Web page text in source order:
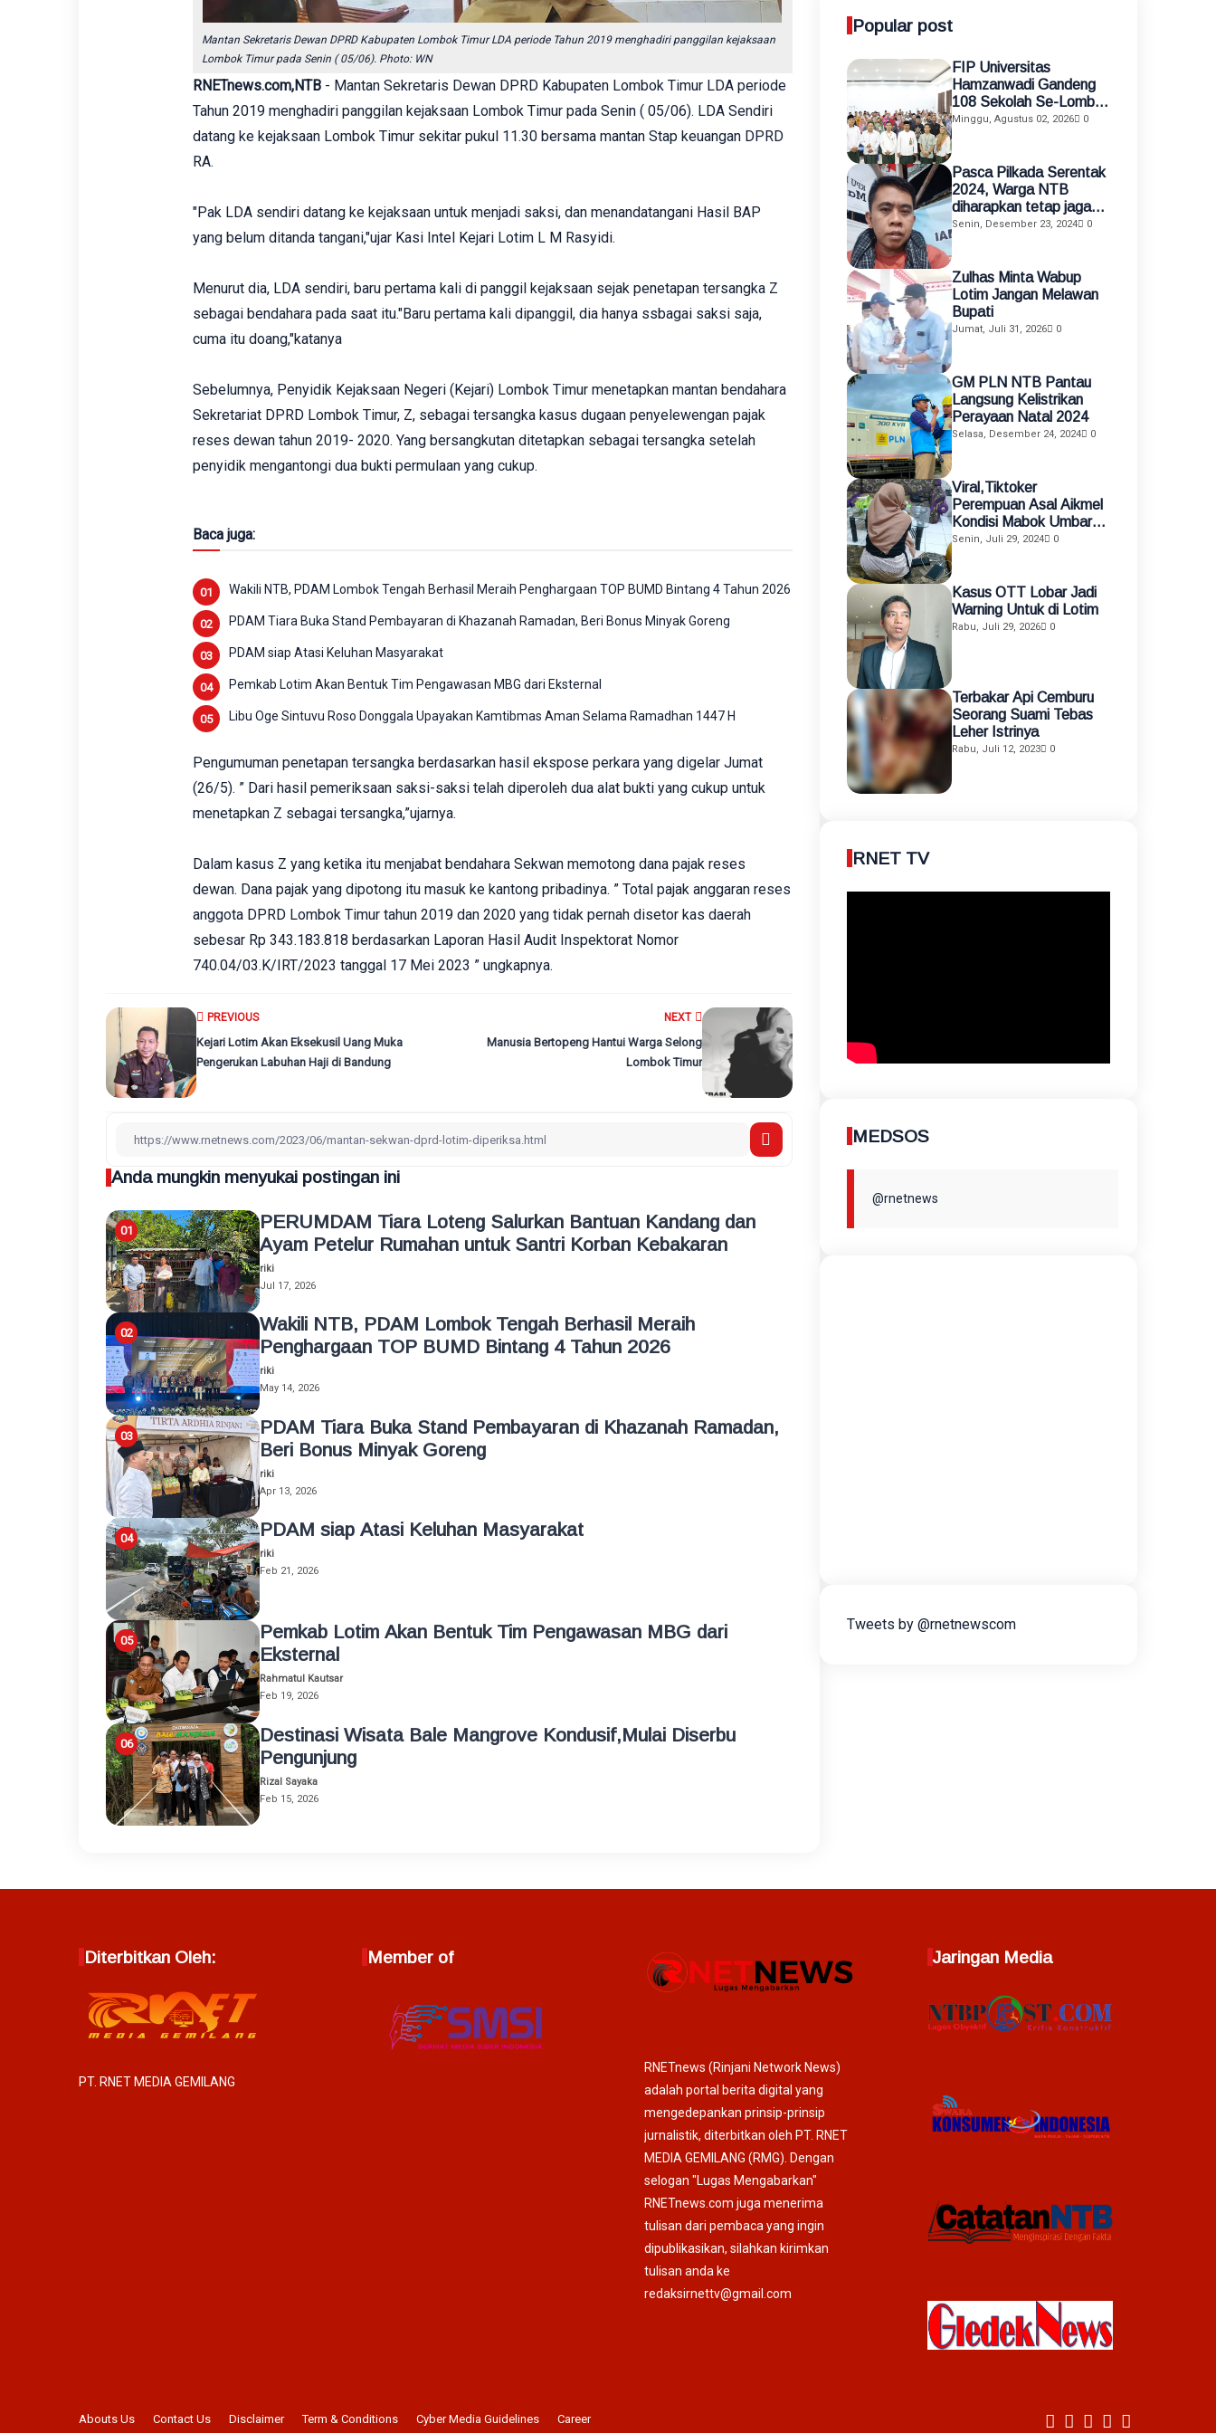
Mantan Sekretaris Dewan DPRD Kabupaten Lombok Timur LDA periode Tahun 2019 menghadiri panggilan kejaksaan
Lombok Timur pada Senin ( 05/06). Photo: WN
RNETnews.com,NTB- Mantan Sekretaris Dewan DPRD Kabupaten Lombok Timur LDA periode
Tahun 2019 menghadiri panggilan kejaksaan Lombok Timur pada Senin ( 05/06). LDA Sendiri
datang ke kejaksaan Lombok Timur sekitar pukul 11.30 bersama mantan Stap keuangan DPRD
RA.
"Pak LDA sendiri datang ke kejaksaan untuk menjadi saksi, dan menandatangani Hasil BAP
yang belum ditanda tangani,"ujar Kasi Intel Kejari Lotim L M Rasyidi.
Menurut dia, LDA sendiri, baru pertama kali di panggil kejaksaan sejak penetapan tersangka Z
sebagai bendahara pada saat itu."Baru pertama kali dipanggil, dia hanya ssbagai saksi saja,
cuma itu doang,"katanya
Sebelumnya, Penyidik Kejaksaan Negeri (Kejari) Lombok Timur menetapkan mantan bendahara
Sekretariat DPRD Lombok Timur, Z, sebagai tersangka kasus dugaan penyelewengan pajak
reses dewan tahun 2019- 2020. Yang bersangkutan ditetapkan sebagai tersangka setelah
penyidik mengantongi dua bukti permulaan yang cukup.
Baca juga:
Wakili NTB, PDAM Lombok Tengah Berhasil Meraih Penghargaan TOP BUMD Bintang 4 Tahun 2026
PDAM Tiara Buka Stand Pembayaran di Khazanah Ramadan, Beri Bonus Minyak Goreng
PDAM siap Atasi Keluhan Masyarakat
Pemkab Lotim Akan Bentuk Tim Pengawasan MBG dari Eksternal
Libu Oge Sintuvu Roso Donggala Upayakan Kamtibmas Aman Selama Ramadhan 1447 H
Pengumuman penetapan tersangka berdasarkan hasil ekspose perkara yang digelar Jumat
(26/5). ” Dari hasil pemeriksaan saksi-saksi telah diperoleh dua alat bukti yang cukup untuk
menetapkan Z sebagai tersangka,”ujarnya.
Dalam kasus Z yang ketika itu menjabat bendahara Sekwan memotong dana pajak reses
dewan. Dana pajak yang dipotong itu masuk ke kantong pribadinya. ” Total pajak anggaran reses
anggota DPRD Lombok Timur tahun 2019 dan 2020 yang tidak pernah disetor kas daerah
sebesar Rp 343.183.818 berdasarkan Laporan Hasil Audit Inspektorat Nomor
740.04/03.K/IRT/2023 tanggal 17 Mei 2023 ” ungkapnya.
NEXT
Manusia Bertopeng Hantui Warga Selong
Lombok Timur
PREVIOUS
Kejari Lotim Akan Eksekusil Uang Muka
Pengerukan Labuhan Haji di Bandung
Anda mungkin menyukai postingan ini
PERUMDAM Tiara Loteng Salurkan Bantuan Kandang dan
Ayam Petelur Rumahan untuk Santri Korban Kebakaran
riki
Jul 17, 2026
Wakili NTB, PDAM Lombok Tengah Berhasil Meraih
Penghargaan TOP BUMD Bintang 4 Tahun 2026
riki
May 14, 2026
PDAM Tiara Buka Stand Pembayaran di Khazanah Ramadan,
Beri Bonus Minyak Goreng
riki
Apr 13, 2026
PDAM siap Atasi Keluhan Masyarakat
riki
Feb 21, 2026
Pemkab Lotim Akan Bentuk Tim Pengawasan MBG dari
Eksternal
Rahmatul Kautsar
Feb 19, 2026
Destinasi Wisata Bale Mangrove Kondusif,Mulai Diserbu
Pengunjung
Rizal Sayaka
Feb 15, 2026
Popular post
FIP Universitas
Hamzanwadi Gandeng
108 Sekolah Se-Lombok
Timur, Perkuat
Mengajar dan KKN
Terintegrasi
Minggu, Agustus 02, 2026 0
Pasca Pilkada Serentak
2024, Warga NTB
diharapkan tetap jaga
kamtibmas
Senin, Desember 23, 2024 0
Zulhas Minta Wabup
Lotim Jangan Melawan
Bupati
Jumat, Juli 31, 2026 0
GM PLN NTB Pantau
Langsung Kelistrikan
Perayaan Natal 2024
Selasa, Desember 24, 2024 0
Viral,Tiktoker
Perempuan Asal Aikmel
Kondisi Mabok Umbar
Aurat di Medsos
Senin, Juli 29, 2024 0
Kasus OTT Lobar Jadi
Warning Untuk di Lotim
Rabu, Juli 29, 2026 0
Terbakar Api Cemburu
Seorang Suami Tebas
Leher Istrinya
Rabu, Juli 12, 2023 0
RNET TV
MEDSOS
@rnetnews
Tweets by @rnetnewscom
Diterbitkan Oleh:
PT. RNET MEDIA GEMILANG
Member of
RNETnews (Rinjani Network News)
adalah portal berita digital yang
mengedepankan prinsip-prinsip
jurnalistik, diterbitkan oleh PT. RNET
MEDIA GEMILANG (RMG). Dengan
selogan "Lugas Mengabarkan"
RNETnews.com juga menerima
tulisan dari pembaca yang ingin
dipublikasikan, silahkan kirimkan
tulisan anda ke
redaksirnettv@gmail.com
Jaringan Media
Abouts Us Contact Us Disclaimer Term & Conditions Cyber Media Guidelines Career